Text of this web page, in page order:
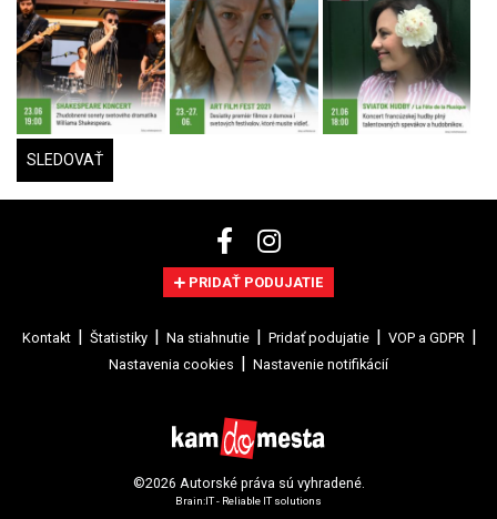
SLEDOVAŤ
PRIDAŤ PODUJATIE
Kontakt Štatistiky Na stiahnutie Pridať podujatie
VOP a GDPR
Nastavenia cookies
Nastavenie notifikácií
©2026 Autorské práva sú vyhradené.
Brain:IT - Reliable IT solutions